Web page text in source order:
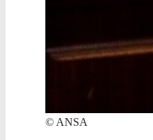
© ANSA